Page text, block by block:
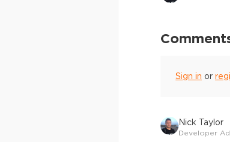
Sign in or
Nick Taylor
Developer